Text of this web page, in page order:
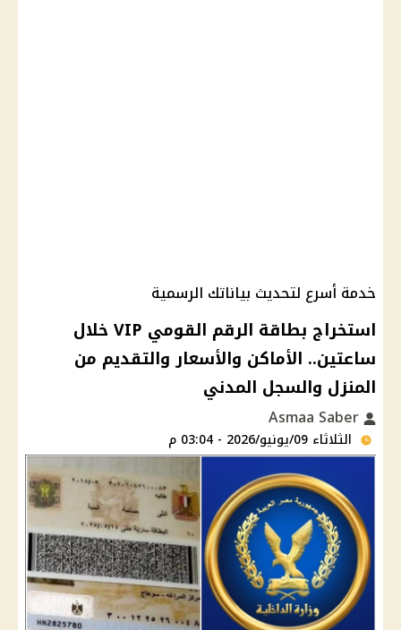
خدمة أسرع لتحديث بياناتك الرسمية
استخراج بطاقة الرقم القومي VIP خلال
ساعتين.. الأماكن والأسعار والتقديم من
المنزل والسجل المدني
الثلاثاء 09/يونيو/2026 - 03:04 م